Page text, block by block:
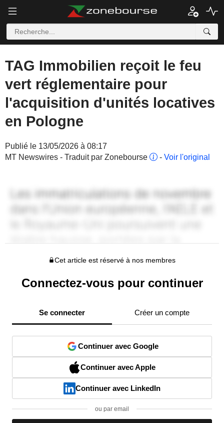
TAG Immobilien reçoit le feu
vert réglementaire pour
l'acquisition d'unités locatives
en Pologne
Publié le 13/05/2026 à 08:17
MT Newswires - Traduit par Zonebourse
- Voir l'original
Cet article est réservé à nos membres
Connectez-vous pour continuer
Se connecter Créer un compte
Continuer avec Google
Continuer avec Apple
Continuer avec LinkedIn
ou par email